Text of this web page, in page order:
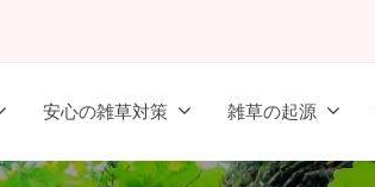
安心の雑草対策 雑草の起源